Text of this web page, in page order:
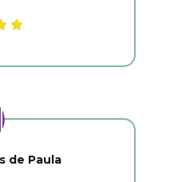
de Paula